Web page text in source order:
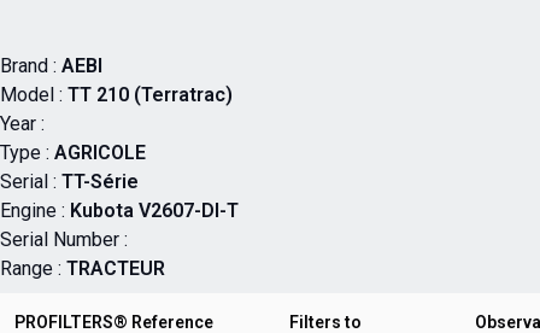
Brand : AEBI
Model : TT 210 (Terratrac)
Year :
Type : AGRICOLE
Serial : TT-Série
Engine : Kubota V2607-DI-T
Serial Number :
Range : TRACTEUR
PROFILTERS® Reference Filters to